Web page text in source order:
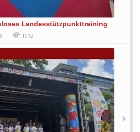
Landesstützpunkttraining
1612